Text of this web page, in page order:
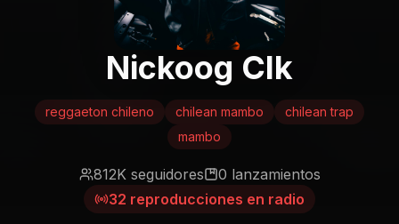
Nickoog Clk
reggaeton chileno chilean mambo
chilean trap
mambo
812Kseguidores 0 lanzamientos
32 reproducciones en radio